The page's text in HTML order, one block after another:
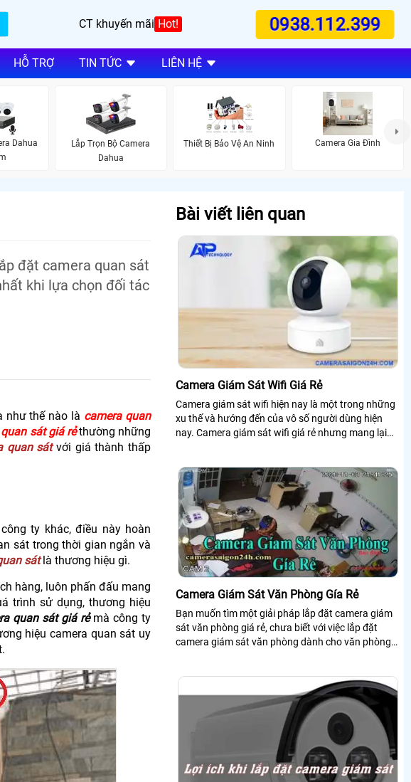
CT khuyến mãi Hot! 0938.112.399
HỖ TRỢ TIN TỨC LIÊN HỆ
Dahua
Lắp Trọn Bộ Camera
Dahua
Thiết Bị Bảo Vệ An Ninh Camera Gia Đình
đặt camera quan sát
khi lựa chọn đối tác
như thế nào là camera quan
sát giá rẻthường những
quan sátvới giá thành thấp
ty khác, điều này hoàn
sát trong thời gian ngắn và
sátlà thương hiệu gì.
hàng, luôn phấn đấu mang
trình sử dụng, thương hiệu
quan sát giá rẻmà công ty
hiệu camera quan sát uy
Bài viết liên quan
Camera Giám Sát Wifi Giá Rẻ
Camera giám sát wifi hiện nay là một trong những
xu thế và hướng đến của vô số người dùng hiện
nay. Camera giám sát wifi giá rẻ nhưng mang lại
Camera Giám Sát Văn Phòng Gía Rẻ
Bạn muốn tìm một giải pháp lắp đặt camera giám
sát văn phòng giá rẻ, chưa biết với việc lắp đặt
camera giám sát văn phòng dành cho văn phòng